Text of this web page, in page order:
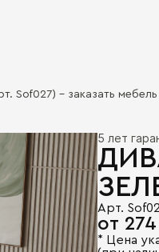
Sof027) - заказать
5 лет
Арт.
от
* Цена